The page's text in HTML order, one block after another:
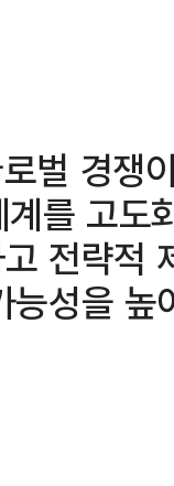
벌 경쟁
를 고도
전략적
성을 높